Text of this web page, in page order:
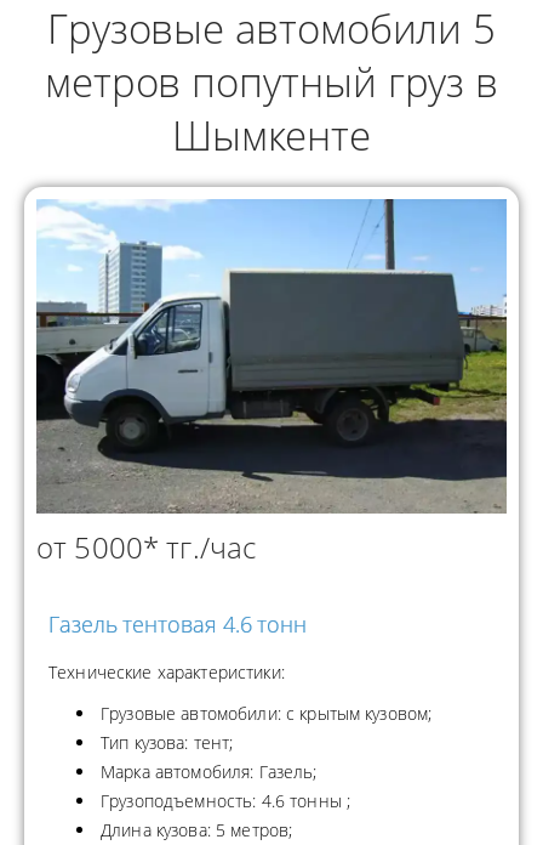
Грузовые автомобили 5
метров попутный груз в
Шымкенте
от 5000* тг./час
Газель тентовая 4.6 тонн
Технические характеристики:
Грузовые автомобили: с крытым кузовом;
Тип кузова: тент;
Марка автомобиля: Газель;
Грузоподъемность: 4.6 тонны ;
Длина кузова: 5 метров;